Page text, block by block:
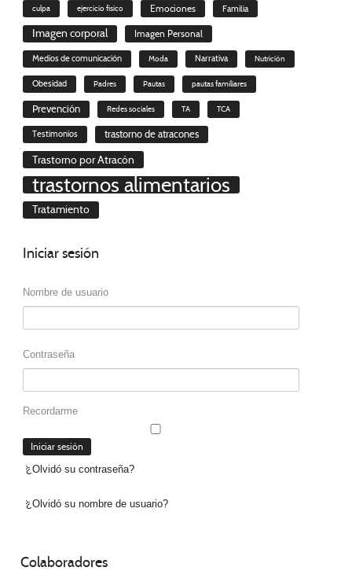
culpa ejercicio físico Emociones Familia
Imagen corporal Imagen Personal
Medios de comunicación Moda Narrativa Nutrición
Obesidad Padres Pautas pautas familiares
Prevención Redes sociales TA TCA
Testimonios trastorno de atracones
Trastorno por Atracón
trastornos alimentarios
Tratamiento
Iniciarsesión
Nombre de usuario
Contraseña
Recordarme
¿Olvidó su contraseña?
¿Olvidó su nombre de usuario?
Colaboradores